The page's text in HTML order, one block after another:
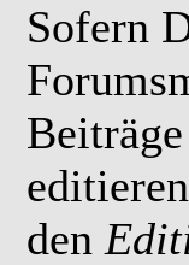
Sofern
den